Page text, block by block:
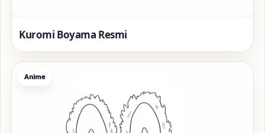
Kuromi Boyama Resmi
Anime